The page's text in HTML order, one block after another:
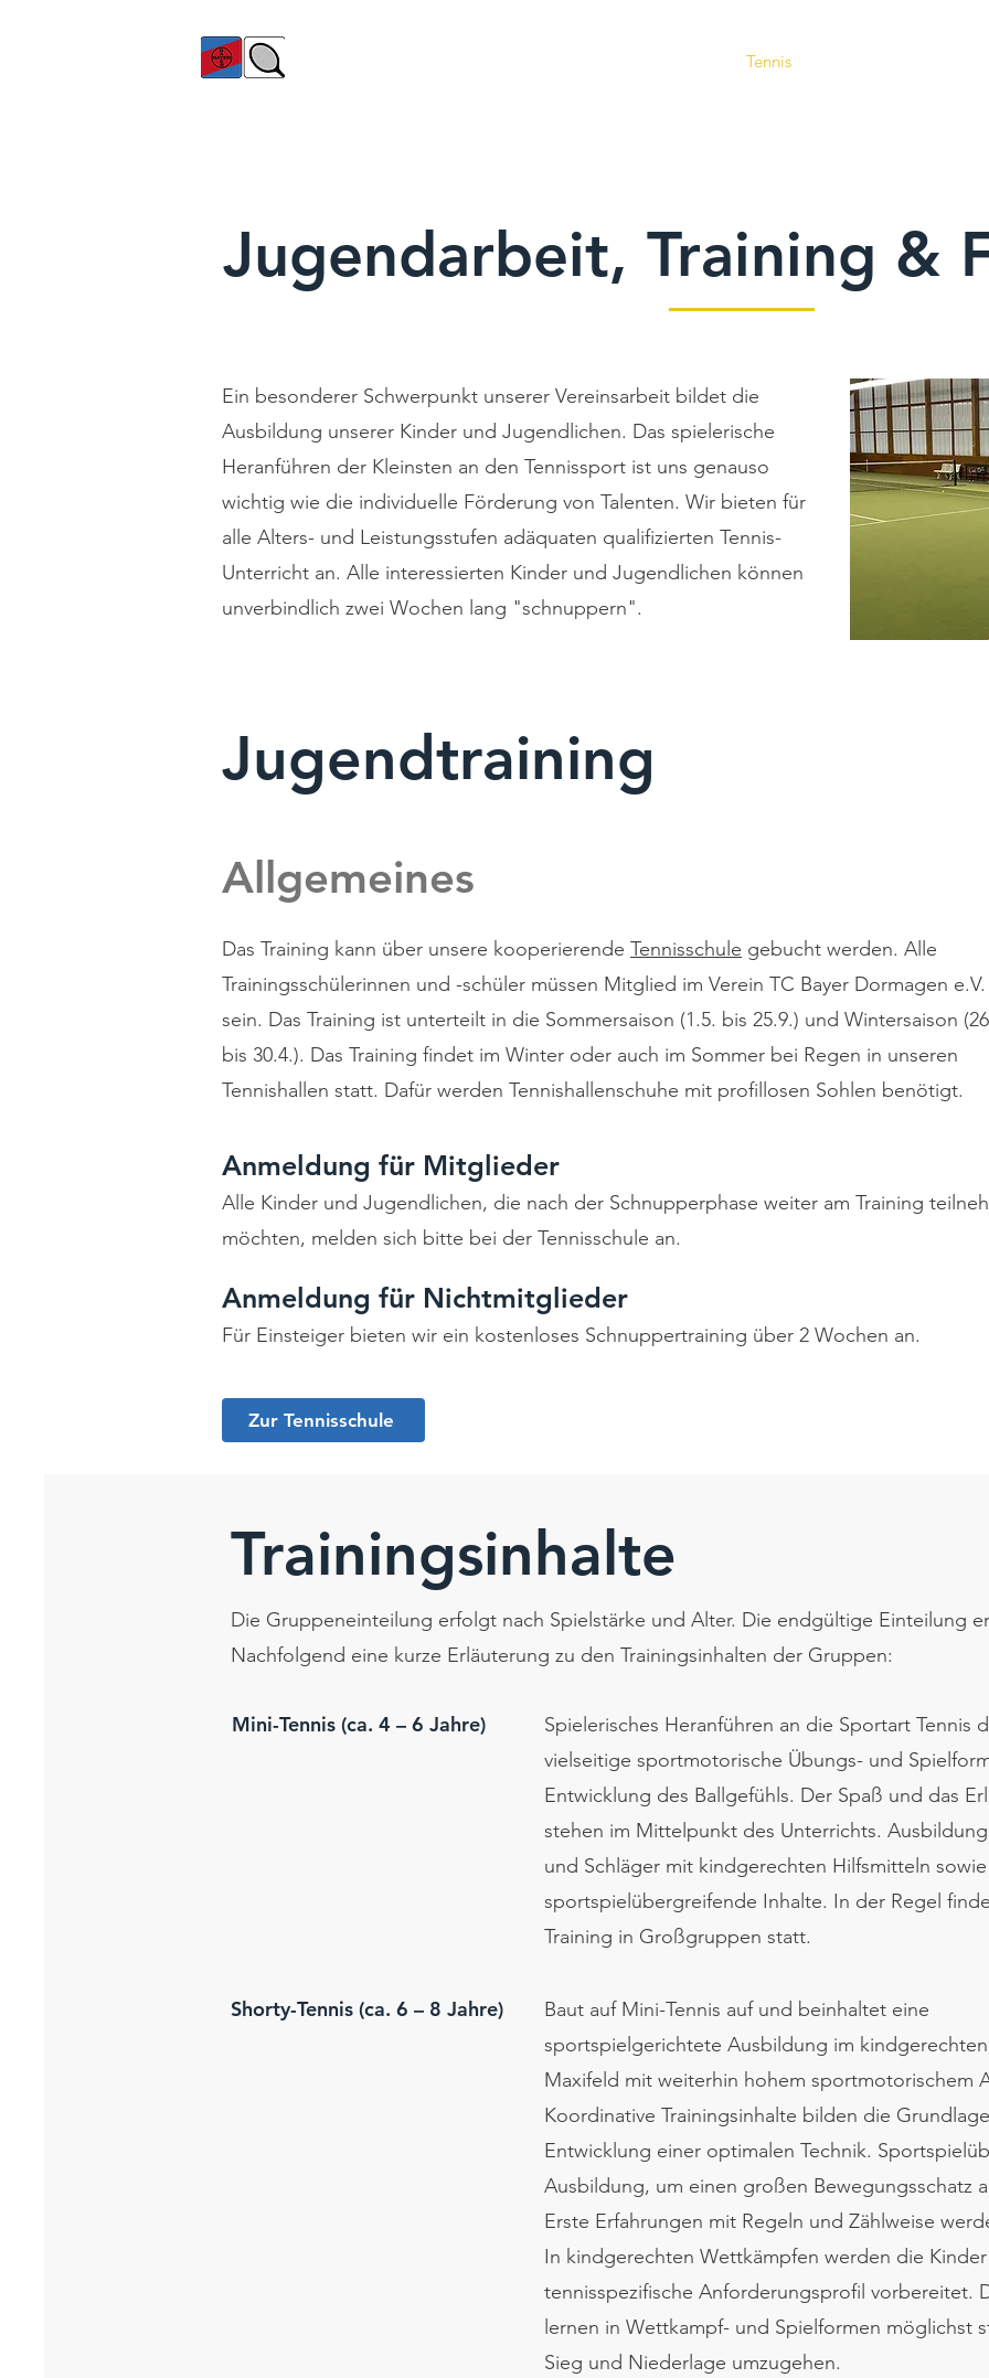
Tennis
Jugendarbeit, Training &
Ein besonderer Schwerpunkt unserer Vereinsarbeit bildet die
Ausbildung unserer Kinder und Jugendlichen. Das spielerische
Heranführen der Kleinsten an den Tennissport ist uns genauso
wichtig wie die individuelle Förderung von Talenten. Wir bieten für
alle Alters- und Leistungsstufen adäquaten qualifizierten Tennis-
Unterricht an. Alle interessierten Kinder und Jugendlichen können
unverbindlich zwei Wochen lang "schnuppern".
Jugendtraining
Allgemeines
Das Training kann über unsere kooperierende Tennisschule gebucht werden. Alle
Trainingsschülerinnen und -schüler müssen Mitglied im Verein TC Bayer Dormagen e.V.
sein. Das Training ist unterteilt in die Sommersaison (1.5. bis 25.9.) und Wintersaison
bis 30.4.). Das Training findet im Winter oder auch im Sommer bei Regen in unseren
Tennishallen statt. Dafür werden Tennishallenschuhe mit profillosen Sohlen benötigt.
Anmeldung für Mitglieder
Alle Kinder und Jugendlichen, die nach der Schnupperphase weiter am Training
möchten, melden sich bitte bei der Tennisschule an.
Anmeldung für Nichtmitglieder
Für Einsteiger bieten wir ein kostenloses Schnuppertraining über 2 Wochen an.
Zur Tennisschule
Trainingsinhalte
Die Gruppeneinteilung erfolgt nach Spielstärke und Alter. Die endgültige Einteilung
Nachfolgend eine kurze Erläuterung zu den Trainingsinhalten der Gruppen:
Mini-Tennis (ca. 4 – 6 Jahre)
Spielerisches Heranführen an die Sportart Tennis
vielseitige sportmotorische Übungs- und
Entwicklung des Ballgefühls. Der Spaß und das
stehen im Mittelpunkt des Unterrichts. Ausbildung
und Schläger mit kindgerechten Hilfsmitteln sowie
sportspielübergreifende Inhalte. In der Regel
Training in Großgruppen statt.
Shorty-Tennis (ca. 6 – 8 Jahre)
Baut auf Mini-Tennis auf und beinhaltet eine
sportspielgerichtete Ausbildung im
Maxifeld mit weiterhin hohem sportmotorischem
Koordinative Trainingsinhalte bilden die
Entwicklung einer optimalen Technik.
Ausbildung, um einen großen Bewegungsschatz
Erste Erfahrungen mit Regeln und Zählweise
In kindgerechten Wettkämpfen werden die Kinder
tennisspezifische Anforderungsprofil vorbereitet.
lernen in Wettkampf- und Spielformen möglichst
Sieg und Niederlage umzugehen.